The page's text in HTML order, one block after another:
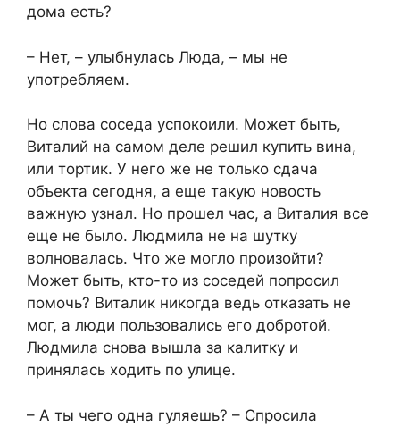
дома есть?
– Нет, – улыбнулась Люда, – мы не
употребляем.
Но слова соседа успокоили. Может быть,
Виталий на самом деле решил купить вина,
или тортик. У него же не только сдача
объекта сегодня, а еще такую новость
важную узнал. Но прошел час, а Виталия все
еще не было. Людмила не на шутку
волновалась. Что же могло произойти?
Может быть, кто-то из соседей попросил
помочь? Виталик никогда ведь отказать не
мог, а люди пользовались его добротой.
Людмила снова вышла за калитку и
принялась ходить по улице.
– А ты чего одна гуляешь? – Спросила